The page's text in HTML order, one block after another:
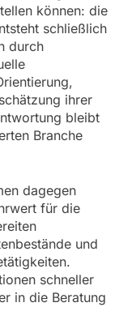
können: die
schließlich
durch
ihrer
bleibt
Branche
dagegen
für die
und
schneller
in die Beratung